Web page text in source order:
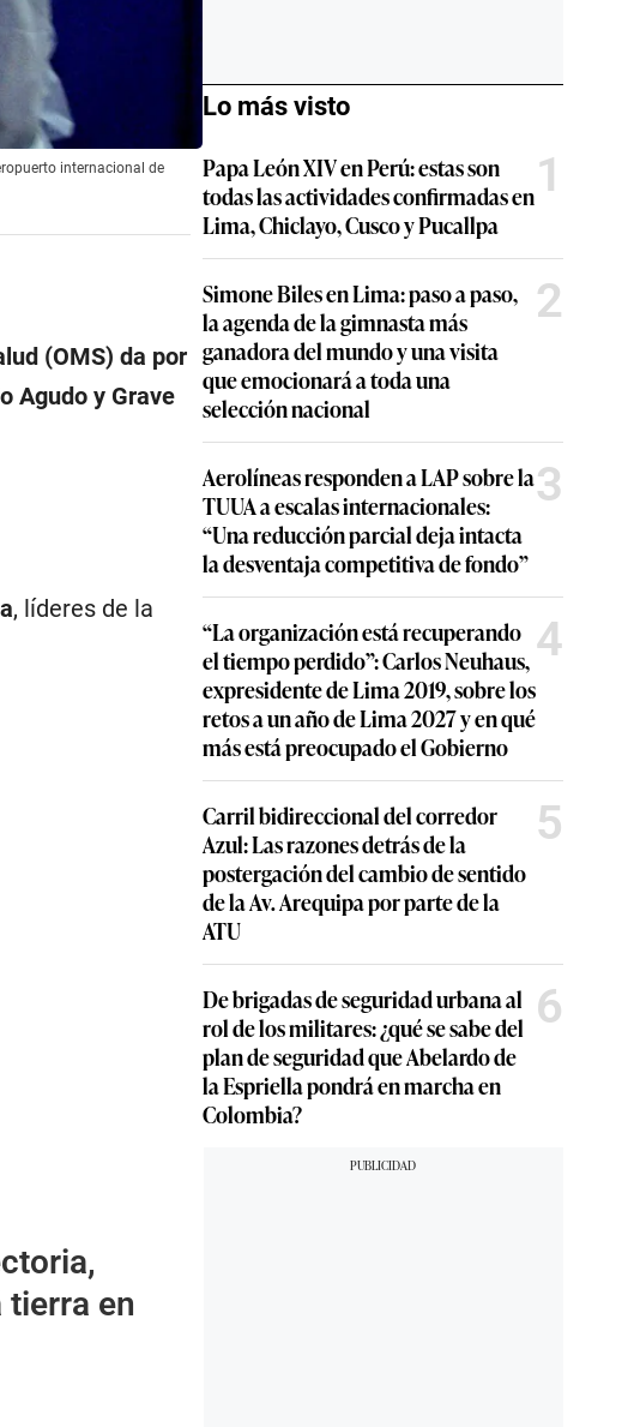
internacional de
(OMS) da por
Agudo y Grave
, líderes de la
en
Lo más visto
Papa León XIV en Perú: estas son
todas las actividades confirmadas en
Lima, Chiclayo, Cusco y Pucallpa
1
Simone Biles en Lima: paso a paso,
la agenda de la gimnasta más
ganadora del mundo y una visita
que emocionará a toda una
selección nacional
2
Aerolíneas responden a LAP sobre la
TUUA a escalas internacionales:
“Una reducción parcial deja intacta
la desventaja competitiva de fondo”
3
“La organización está recuperando
el tiempo perdido”: Carlos Neuhaus,
expresidente de Lima 2019, sobre los
retos a un año de Lima 2027 y en qué
más está preocupado el Gobierno
4
Carril bidireccional del corredor
Azul: Las razones detrás de la
postergación del cambio de sentido
de la Av. Arequipa por parte de la
ATU
5
De brigadas de seguridad urbana al
rol de los militares: ¿qué se sabe del
plan de seguridad que Abelardo de
la Espriella pondrá en marcha en
Colombia?
6